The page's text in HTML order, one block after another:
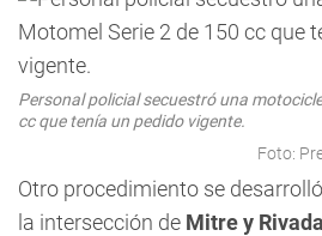
Personal policial secuestró una
cc que tenía un pedido vigente.
Foto:
Otro procedimiento se
la intersección de Mitre y